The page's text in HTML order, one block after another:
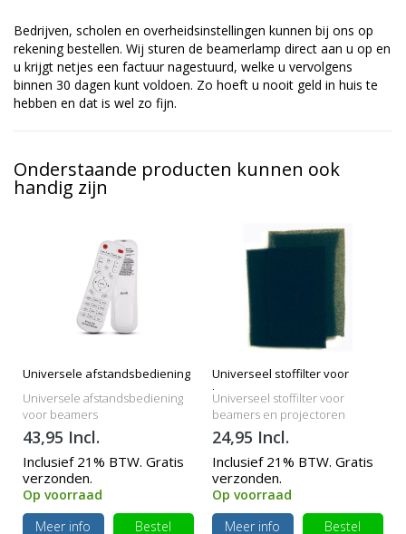
Bedrijven, scholen en overheidsinstellingen kunnen bij ons op
rekening bestellen. Wij sturen de beamerlamp direct aan u op en
u krijgt netjes een factuur nagestuurd, welke u vervolgens
binnen 30 dagen kunt voldoen. Zo hoeft u nooit geld in huis te
hebben en dat is wel zo fijn.
Onderstaande producten kunnen ook
handig zijn
Universele afstandsbediening
Universele afstandsbediening
voor beamers
43,95 Incl.
Inclusief 21% BTW. Gratis
verzonden.
Op voorraad
Meer info
Bestel
Universeel stoffilter voor
beamers
Universeel stoffilter voor
beamers en projectoren
24,95 Incl.
Inclusief 21% BTW. Gratis
verzonden.
Op voorraad
Meer info
Bestel